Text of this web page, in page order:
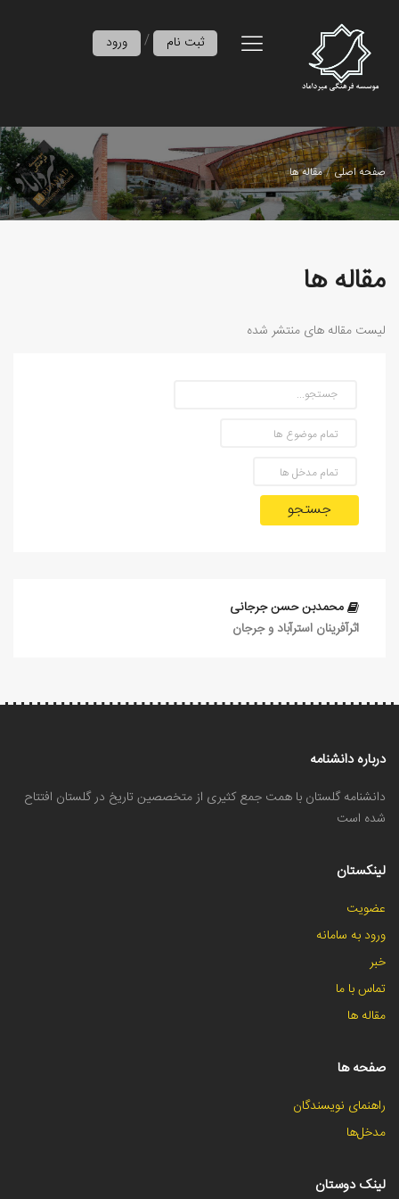
ورود / ثبت نام
صفحه اصلی مقاله ها
مقاله ها
لیست مقاله های منتشر شده
جستجو
محمدبن حسن جرجانی
اثرآفرينان استرآباد و جرجان
درباره دانشنامه
دانشنامه گلستان با همت جمع کثیری از متخصصین تاریخ در گلستان افتتاح
شده است
لینکستان
عضویت
ورود به سامانه
خبر
تماس با ما
مقاله ها
صفحه ها
راهنمای نویسندگان
مدخل‌ها
لینک دوستان